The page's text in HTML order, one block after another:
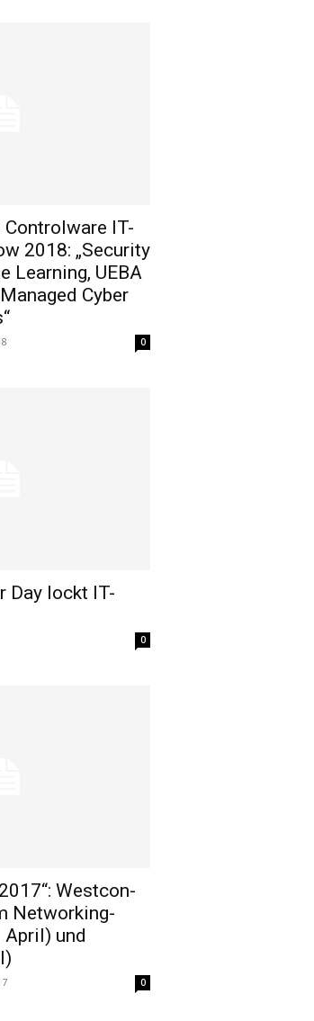
IT-
2018: „Security
Learning, UEBA
Cyber
0
Day lockt IT-
0
Westcon-
Networking-
April) und
0